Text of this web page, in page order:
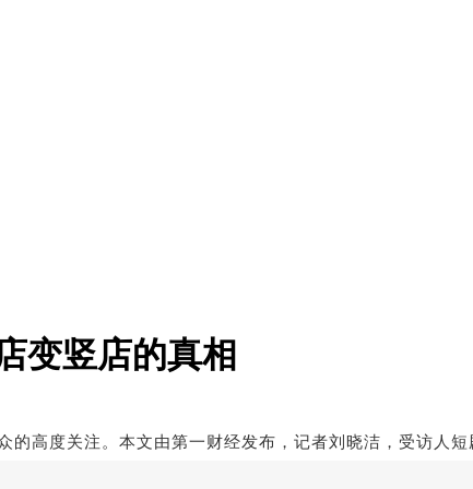
变竖店的真相
的高度关注。本文由第一财经发布，记者刘晓洁，受访人 短